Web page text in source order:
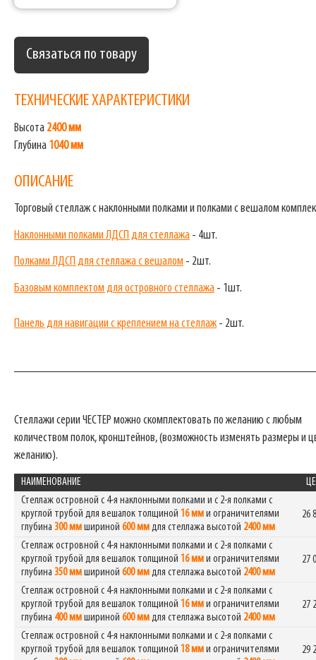
Связаться по товару
ТЕХНИЧЕСКИЕ ХАРАКТЕРИСТИКИ
Высота 2400 мм
Глубина 1040 мм
ОПИСАНИЕ
Торговый стеллаж с наклонными полками и полками с вешалом
Наклонными полками ЛДСП для стеллажа - 4шт.
Полками ЛДСП для стеллажа с вешалом - 2шт.
Базовым комплектом для островного стеллажа - 1шт.
Панель для навигации с креплением на стеллаж - 2шт.
Стеллажи серии ЧЕСТЕР можно скомплектовать по желанию с любым
количеством полок, кронштейнов, (возможность изменять размеры и
желанию).
НАИМЕНОВАНИЕ
Стеллаж островной с 4-я наклонными полками и с 2-я полками с
круглой трубой для вешалок толщиной 16 мми ограничителями
глубина 300 ммшириной 600 ммдля стеллажа высотой 2400 мм
26
Стеллаж островной с 4-я наклонными полками и с 2-я полками с
круглой трубой для вешалок толщиной 16 мми ограничителями
глубина 350 ммшириной 600 ммдля стеллажа высотой 2400 мм
27
Стеллаж островной с 4-я наклонными полками и с 2-я полками с
круглой трубой для вешалок толщиной 16 мми ограничителями
глубина 400 ммшириной 600 ммдля стеллажа высотой 2400 мм
27
Стеллаж островной с 4-я наклонными полками и с 2-я полками с
круглой трубой для вешалок толщиной 18 мми ограничителями
29